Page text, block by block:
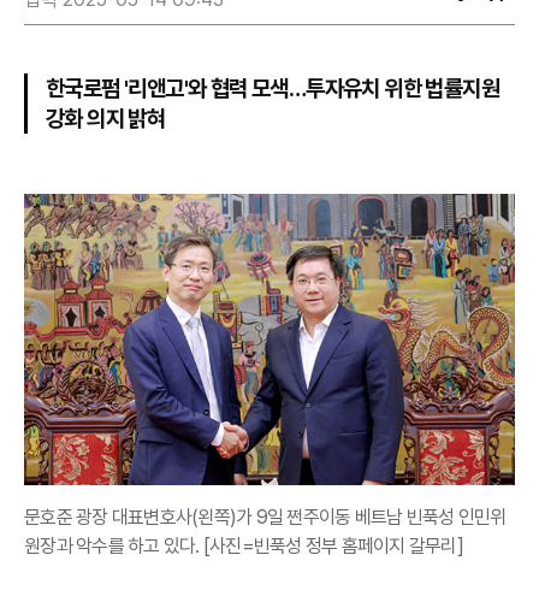
유
스
기
한국로펌 '리앤고'와 협력 모색…투자유치 위한 법률지원
강화 의지 밝혀
문호준 광장 대표변호사(왼쪽)가 9일 쩐주이동 베트남 빈푹성 인민위
원장과 악수를 하고 있다. [사진=빈푹성 정부 홈페이지 갈무리]